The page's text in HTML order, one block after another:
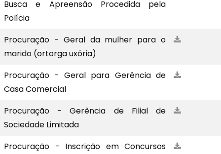
Busca e Apreensão Procedida pela
Polícia
Procuração - Geral da mulher para o
marido (ortorga uxória)
Procuração - Geral para Gerência de
Casa Comercial
Procuração - Gerência de Filial de
Sociedade Limitada
Procuração - Inscrição em Concursos